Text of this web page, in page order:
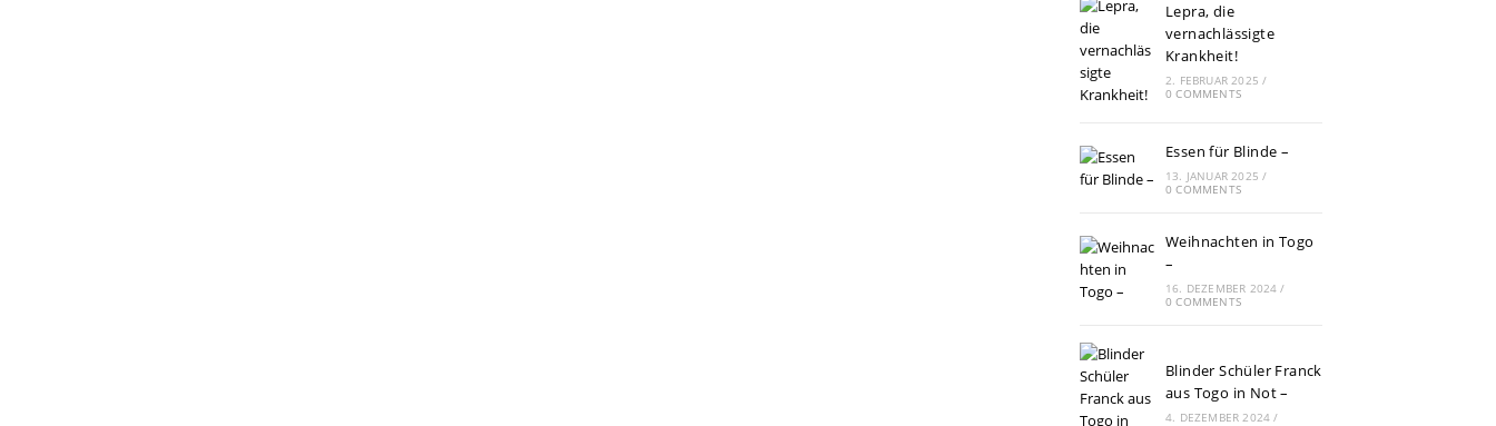
Lepra, die
vernachlässigte
Krankheit!
2. FEBRUAR 2025 /
0 COMMENTS
Essen für Blinde –
13. JANUAR 2025 /
0 COMMENTS
Weihnachten in Togo
–
16. DEZEMBER 2024 /
0 COMMENTS
Blinder Schüler Franck
aus Togo in Not –
4. DEZEMBER 2024 /